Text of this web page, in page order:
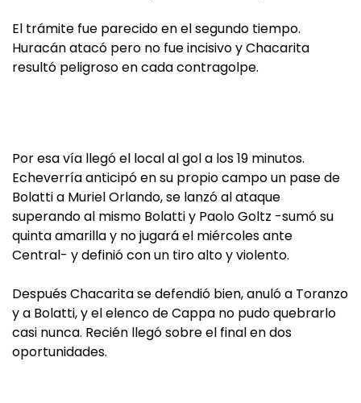
El trámite fue parecido en el segundo tiempo.
Huracán atacó pero no fue incisivo y Chacarita
resultó peligroso en cada contragolpe.
Por esa vía llegó el local al gol a los 19 minutos.
Echeverría anticipó en su propio campo un pase de
Bolatti a Muriel Orlando, se lanzó al ataque
superando al mismo Bolatti y Paolo Goltz -sumó su
quinta amarilla y no jugará el miércoles ante
Central- y definió con un tiro alto y violento.
Después Chacarita se defendió bien, anuló a Toranzo
y a Bolatti, y el elenco de Cappa no pudo quebrarlo
casi nunca. Recién llegó sobre el final en dos
oportunidades.